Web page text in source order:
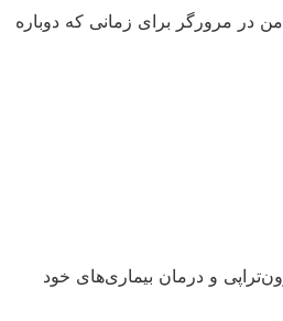
در مرورگر برای زمانی که دوباره
و درمان بیماری‌های خود